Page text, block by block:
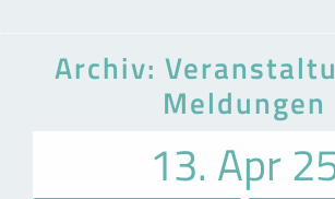
Archiv:
Meldungen
13. Apr